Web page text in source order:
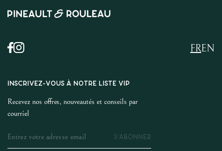
EN
FR
INSCRIVEZ-VOUS À NOTRE LISTE VIP
Recevez nos offres, nouveautés et conseils par
courriel
S'ABONNER